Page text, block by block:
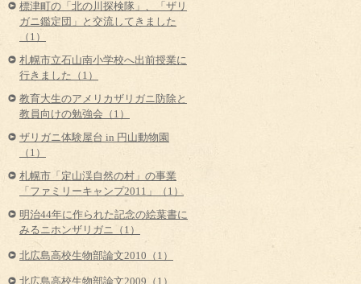
標津町の「北の川探検隊」、「ザリ
ガニ鑑定団」と交流してきました
（1）
札幌市立石山南小学校へ出前授業に
行きました（1）
教育大生のアメリカザリガニ防除と
教員向けの勉強会（1）
ザリガニ体験屋台 in 円山動物園
（1）
札幌市「定山渓自然の村」の事業
「ファミリーキャンプ2011」（1）
明治44年に作られた記念の絵葉書に
みるニホンザリガニ（1）
北広島高校生物部論文2010（1）